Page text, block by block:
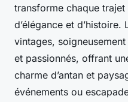
transforme chaque
d’élégance et
vintages,
et passionnés, offrant
charme d’antan et
événements ou